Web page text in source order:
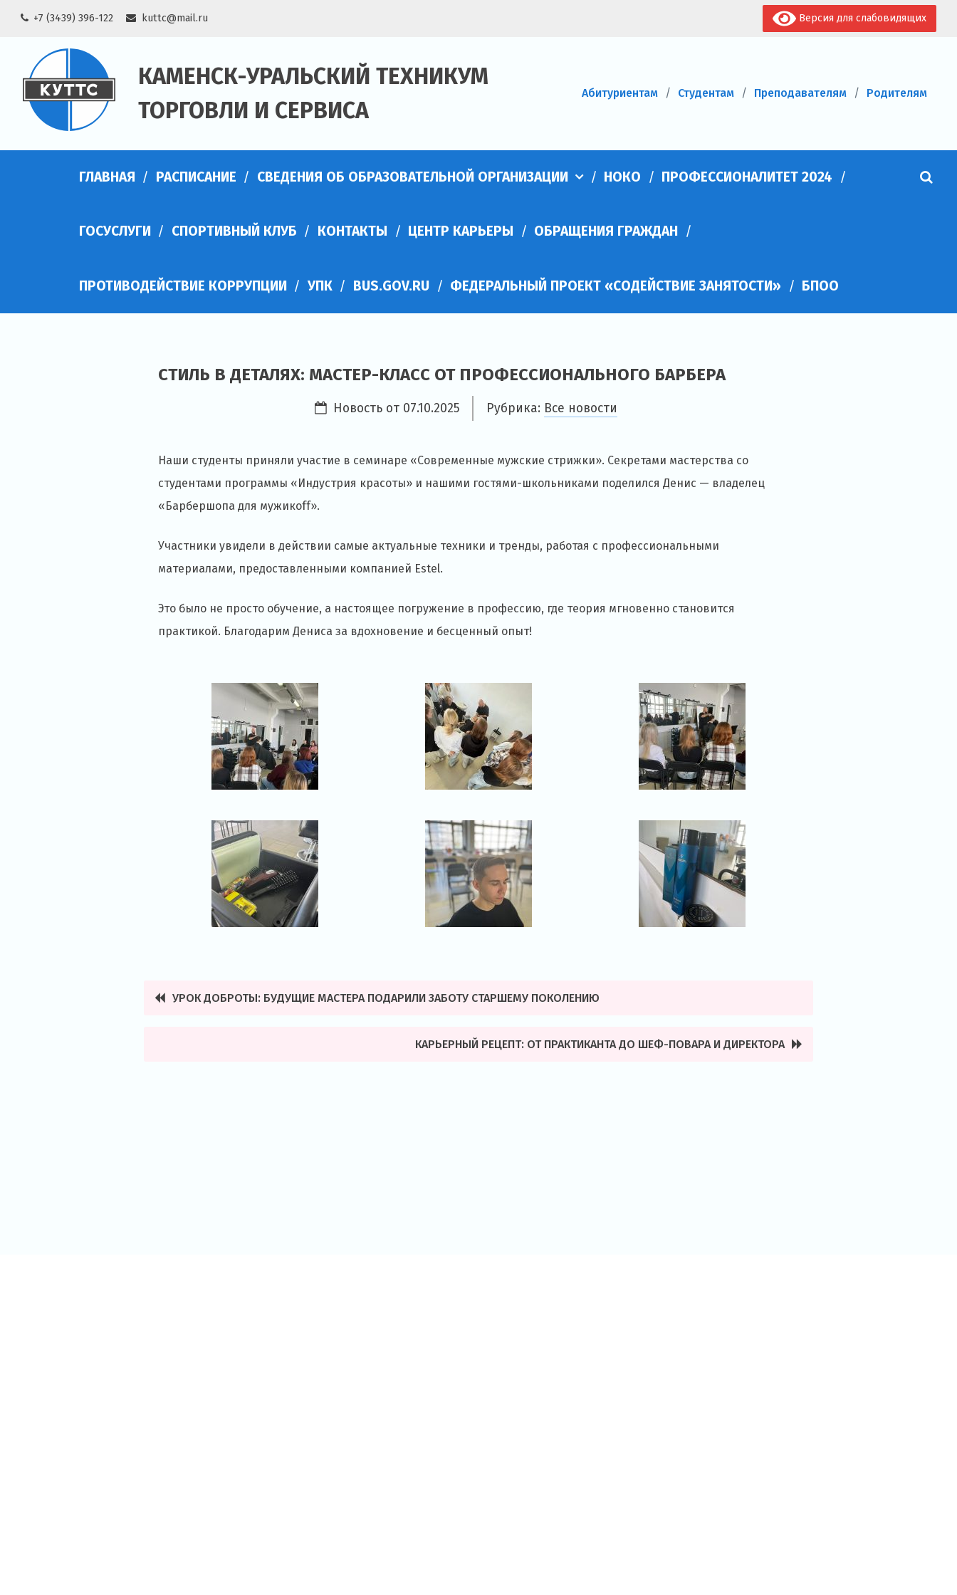
Skip
content
+7 (3439) 396-122 kuttc@mail.ru Версия для слабовидящих
КАМЕНСК-УРАЛЬСКИЙ ТЕХНИКУМ
ТОРГОВЛИ И СЕРВИСА
Абитуриентам Студентам Преподавателям Родителям
ГЛАВНАЯ РАСПИСАНИЕ СВЕДЕНИЯ ОБ ОБРАЗОВАТЕЛЬНОЙ ОРГАНИЗАЦИИ НОКО ПРОФЕССИОНАЛИТЕТ 2024
ГОСУСЛУГИ СПОРТИВНЫЙ КЛУБ КОНТАКТЫ ЦЕНТР КАРЬЕРЫ ОБРАЩЕНИЯ ГРАЖДАН
ПРОТИВОДЕЙСТВИЕ КОРРУПЦИИ УПК BUS.GOV.RU ФЕДЕРАЛЬНЫЙ ПРОЕКТ «СОДЕЙСТВИЕ ЗАНЯТОСТИ» БПОО
СТИЛЬ В ДЕТАЛЯХ: МАСТЕР-КЛАСС ОТ ПРОФЕССИОНАЛЬНОГО БАРБЕРА
Новость от 07.10.2025 Рубрика: Все новости
Наши студенты приняли участие в семинаре «Современные мужские стрижки». Секретами мастерства со
студентами программы «Индустрия красоты» и нашими гостями-школьниками поделился Денис — владелец
«Барбершопа для мужикоff».
Участники увидели в действии самые актуальные техники и тренды, работая с профессиональными
материалами, предоставленными компанией Estel.
Это было не просто обучение, а настоящее погружение в профессию, где теория мгновенно становится
практикой. Благодарим Дениса за вдохновение и бесценный опыт!
УРОК ДОБРОТЫ: БУДУЩИЕ МАСТЕРА ПОДАРИЛИ ЗАБОТУ СТАРШЕМУ ПОКОЛЕНИЮ
КАРЬЕРНЫЙ РЕЦЕПТ: ОТ ПРАКТИКАНТА ДО ШЕФ-ПОВАРА И ДИРЕКТОРА